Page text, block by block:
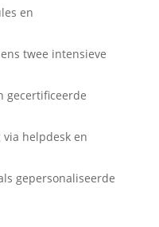
en
twee intensieve
gecertificeerde
helpdesk en
gepersonaliseerde